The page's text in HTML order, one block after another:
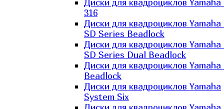
Диски для квадроциклов
316
Диски для квадроциклов
SD Series Beadlock
Диски для квадроциклов
SD Series Dual Beadlock
Диски для квадроциклов Yamaha
Beadlock
Диски для квадроциклов Yamaha
System Six